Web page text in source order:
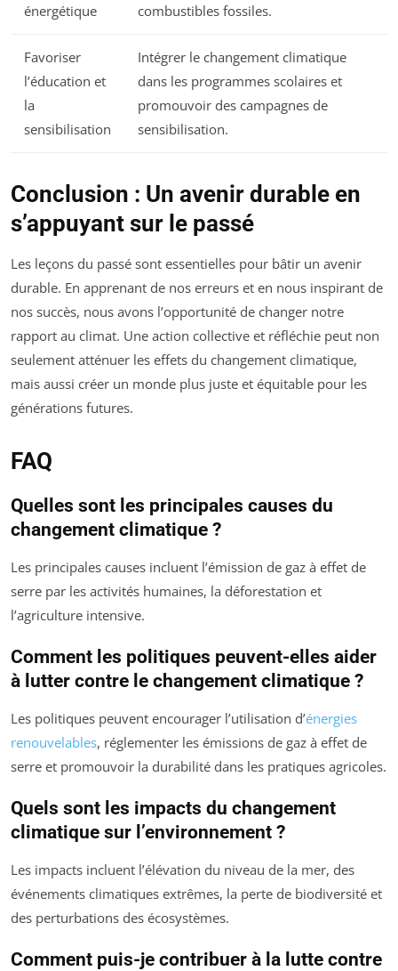
énergétique
combustibles fossiles.
Favoriser
l’éducation et
la
sensibilisation
Intégrer le changement climatique
dans les programmes scolaires et
promouvoir des campagnes de
sensibilisation.
Conclusion : Un avenir durable en
s’appuyant sur le passé
Les leçons du passé sont essentielles pour bâtir un avenir
durable. En apprenant de nos erreurs et en nous inspirant de
nos succès, nous avons l’opportunité de changer notre
rapport au climat. Une action collective et réfléchie peut non
seulement atténuer les effets du changement climatique,
mais aussi créer un monde plus juste et équitable pour les
générations futures.
FAQ
Quelles sont les principales causes du
changement climatique ?
Les principales causes incluent l’émission de gaz à effet de
serre par les activités humaines, la déforestation et
l’agriculture intensive.
Comment les politiques peuvent-elles aider
à lutter contre le changement climatique ?
Les politiques peuvent encourager l’utilisation d’énergies
renouvelables, réglementer les émissions de gaz à effet de
serre et promouvoir la durabilité dans les pratiques agricoles.
Quels sont les impacts du changement
climatique sur l’environnement ?
Les impacts incluent l’élévation du niveau de la mer, des
événements climatiques extrêmes, la perte de biodiversité et
des perturbations des écosystèmes.
Comment puis-je contribuer à la lutte contre